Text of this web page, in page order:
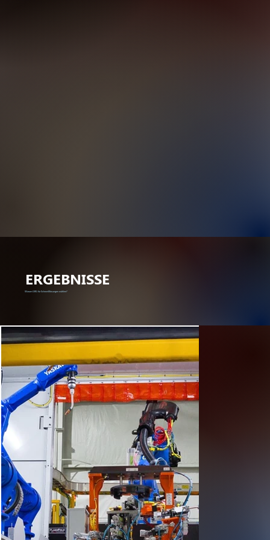
ERGEBNISSE
Warum GRG für Schweißlösungen wählen?